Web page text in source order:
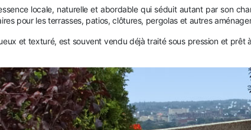
locale, naturelle et abordable qui séduit autant par son
pour les terrasses, patios, clôtures, pergolas et autres
et texturé, est souvent vendu déjà traité sous pression et